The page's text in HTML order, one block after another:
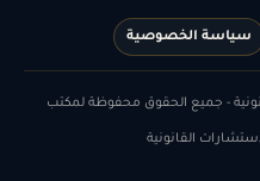
سياسة الخصوصية
- جميع الحقوق محفوظة لمكتب
القانونية